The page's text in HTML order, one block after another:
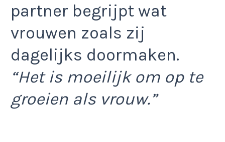
partner begrijpt wat
vrouwen zoals zij
dagelijks doormaken.
“Het is moeilijk om op te
groeien als vrouw.”